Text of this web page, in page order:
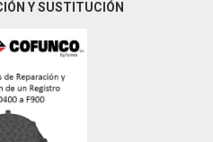
Y SUSTITUCIÓN